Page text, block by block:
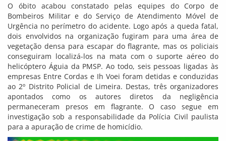
O óbito acabou constatado pelas equipes do Corpo de
Bombeiros Militar e do Serviço de Atendimento Móvel de
Urgência no perímetro do acidente. Logo após a queda fatal,
dois envolvidos na organização fugiram para uma área de
vegetação densa para escapar do flagrante, mas os policiais
conseguiram localizá-los na mata com o suporte aéreo do
helicóptero Águia da PMSP. Ao todo, seis pessoas ligadas às
empresas Entre Cordas e Ih Voei foram detidas e conduzidas
ao 2º Distrito Policial de Limeira. Destas, três organizadores
apontados como os autores diretos da negligência
permaneceram presos em flagrante. O caso segue em
investigação sob a responsabilidade da Polícia Civil paulista
para a apuração de crime de homicídio.